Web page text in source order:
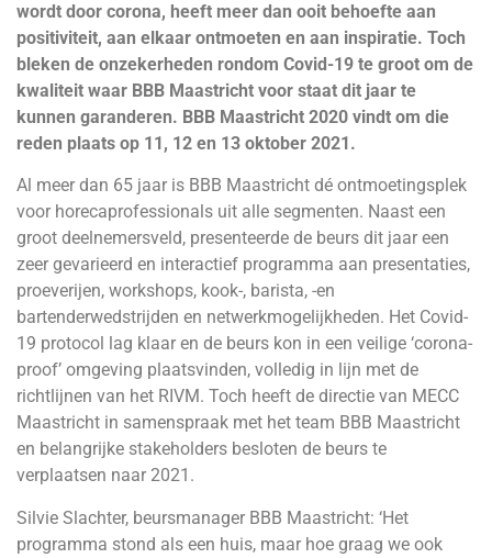
wordt door corona, heeft meer dan ooit behoefte aan
positiviteit, aan elkaar ontmoeten en aan inspiratie. Toch
bleken de onzekerheden rondom Covid-19 te groot om de
kwaliteit waar BBB Maastricht voor staat dit jaar te
kunnen garanderen. BBB Maastricht 2020 vindt om die
reden plaats op 11, 12 en 13 oktober 2021.
Al meer dan 65 jaar is BBB Maastricht dé ontmoetingsplek
voor horecaprofessionals uit alle segmenten. Naast een
groot deelnemersveld, presenteerde de beurs dit jaar een
zeer gevarieerd en interactief programma aan presentaties,
proeverijen, workshops, kook-, barista, -en
bartenderwedstrijden en netwerkmogelijkheden. Het Covid-
19 protocol lag klaar en de beurs kon in een veilige ‘corona-
proof’ omgeving plaatsvinden, volledig in lijn met de
richtlijnen van het RIVM. Toch heeft de directie van MECC
Maastricht in samenspraak met het team BBB Maastricht
en belangrijke stakeholders besloten de beurs te
verplaatsen naar 2021.
Silvie Slachter, beursmanager BBB Maastricht: ‘Het
programma stond als een huis, maar hoe graag we ook